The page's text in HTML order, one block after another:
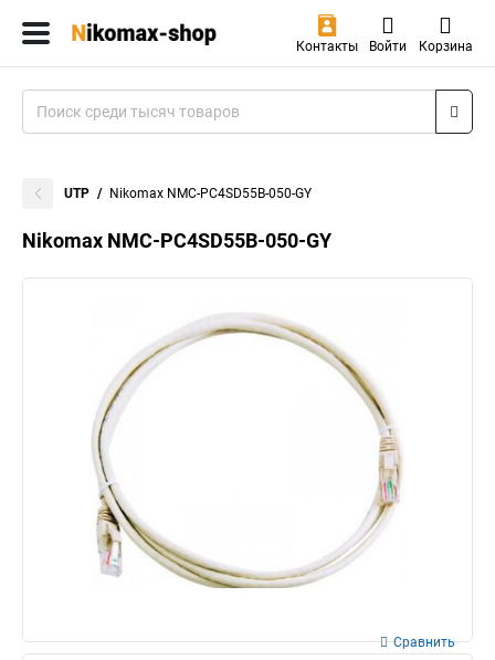
Контакты Войти Корзина
UTP Nikomax NMC-PC4SD55B-050-GY
Nikomax NMC-PC4SD55B-050-GY
Сравнить